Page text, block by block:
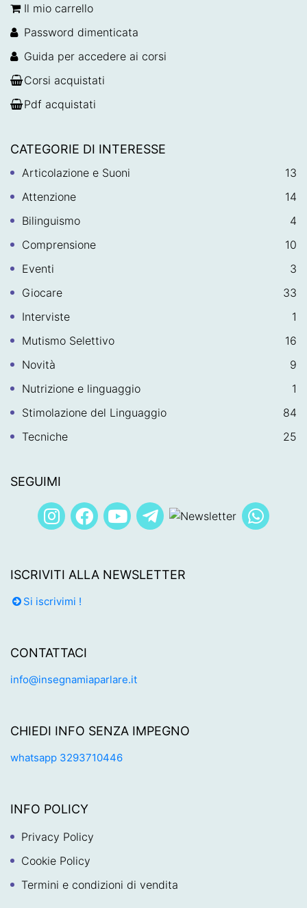
Il mio carrello
Password dimenticata
Guida per accedere ai corsi
Corsi acquistati
Pdf acquistati
CATEGORIE DI INTERESSE
Articolazione e Suoni
13
Attenzione
14
Bilinguismo
4
Comprensione
10
Eventi
3
Giocare
33
Interviste
1
Mutismo Selettivo
16
Novità
9
Nutrizione e linguaggio
1
Stimolazione del Linguaggio
84
Tecniche
25
SEGUIMI
ISCRIVITI ALLA NEWSLETTER
Si iscrivimi !
CONTATTACI
info@insegnamiaparlare.it
CHIEDI INFO SENZA IMPEGNO
whatsapp 3293710446
INFO POLICY
Privacy Policy
Cookie Policy
Termini e condizioni di vendita